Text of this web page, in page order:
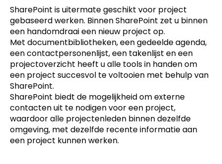
SharePoint is uitermate geschikt voor project
gebaseerd werken. Binnen SharePoint zet u binnen
een handomdraai een nieuw project op.
Met documentbibliotheken, een gedeelde agenda,
een contactpersonenlijst, een takenlijst en een
projectoverzicht heeft u alle tools in handen om
een project succesvol te voltooien met behulp van
SharePoint.
SharePoint biedt de mogelijkheid om externe
contacten uit te nodigen voor een project,
waardoor alle projectenleden binnen dezelfde
omgeving, met dezelfde recente informatie aan
een project kunnen werken.